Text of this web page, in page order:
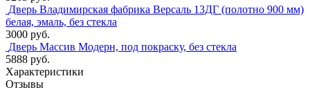
Дверь Владимирская фабрика Версаль 13ДГ (полотно 900 мм)
белая, эмаль, без стекла
3000 руб.
Дверь Массив Модерн, под покраску, без стекла
5888 руб.
Характеристики
Отзывы